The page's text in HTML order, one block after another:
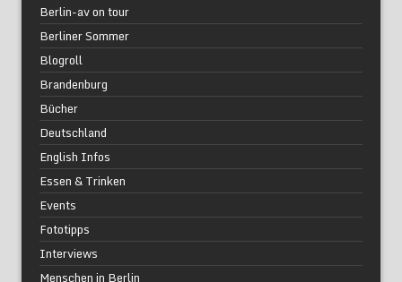
Berlin-av on tour
Berliner Sommer
Blogroll
Brandenburg
Bücher
Deutschland
English Infos
Essen & Trinken
Events
Fototipps
Interviews
Menschen in Berlin